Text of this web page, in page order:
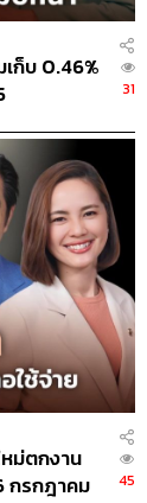
ก็บ 0.46%
31
ม่ตกงาน
กรกฎาคม
45